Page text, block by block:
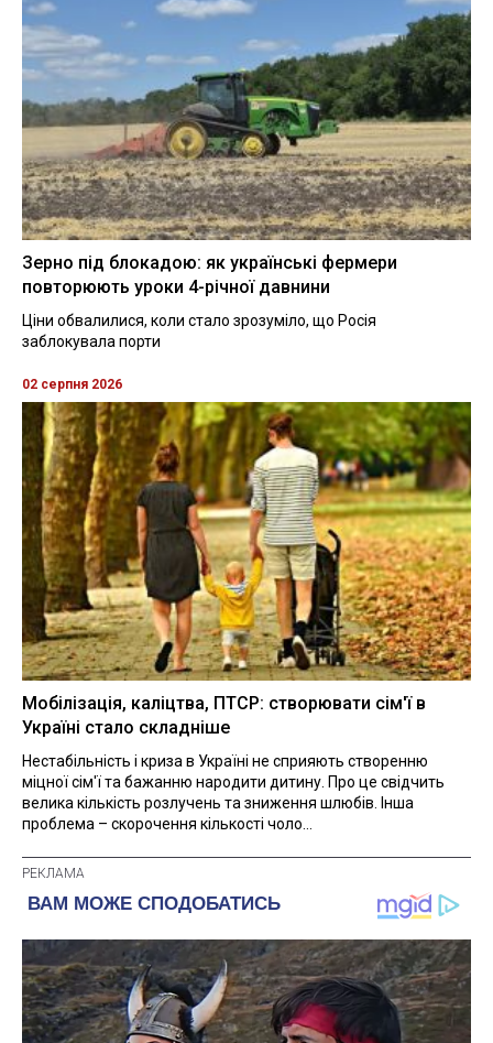
Зерно під блокадою: як українські фермери
повторюють уроки 4-річної давнини
Ціни обвалилися, коли стало зрозуміло, що Росія
заблокувала порти
02 серпня 2026
Мобілізація, каліцтва, ПТСР: створювати сім'ї в
Україні стало складніше
Нестабільність і криза в Україні не сприяють створенню
міцної сім'ї та бажанню народити дитину. Про це свідчить
велика кількість розлучень та зниження шлюбів. Інша
проблема – скорочення кількості чоло...